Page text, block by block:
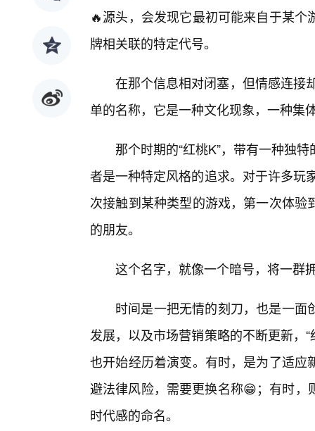
🔥源头，会发现它最初可能来自于某
牌相关联的特定代号。
在那个信息相对闭塞，但情感连接
单的名称，它是一种文化现象，一种集
那个时期的“红桃K”，带有一种独
者是一种特定风格的追求。对于许多玩
次接触到某种类型的游戏，第一次体
的朋友。
这个名字，就像一个暗号，将一群
时间是一把无情的刻刀，也是一
发展，以及市场营销策略的不断更新，
也开始经历着演变。有时，是为了适
避法律风险，需要更换名称😁；有时
时代感的命名。